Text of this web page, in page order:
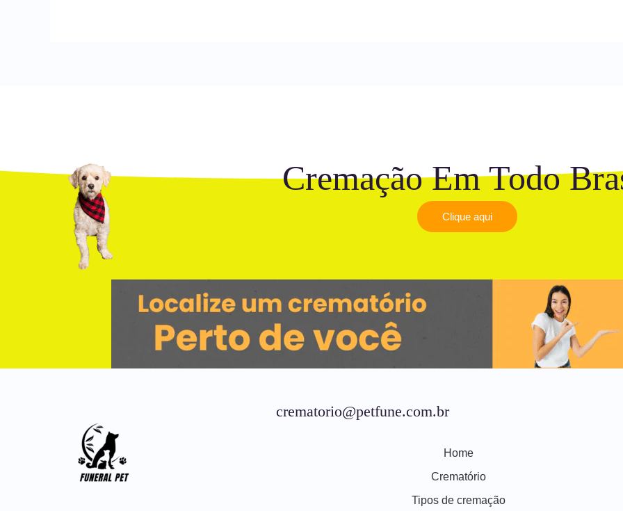
Cremação Em Todo
Clique aqui
crematorio@petfune.com.br
Home
Crematório
Tipos de cremação